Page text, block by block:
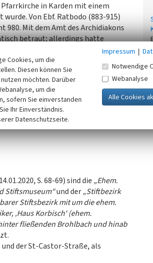
in Karden mit einem
Von Ebf. Ratbodo (883-915)
980. Mit dem Amt des Archidiakons
betraut; allerdings hatte
erhielt das Stift von Alexander
Kirchweihe 1121; bereits 1183 war
gehörte. Bereits 1138 wurde den
vom Kollegiatstift zum Säkularstift,
S. 68-69) sind die „Ehem.
Stiftsmuseum“und der„Stiftbezirk
Stiftsbezirk mit um die ehem.
‚Haus Korbisch‘ (ehem.
fließenden Brohlbach und hinab
der St-Castor-Straße, als
Cookies, um die
Diesen können Sie
möchten. Darüber
um die
sofern Sie einverstanden
Ihr Einverständnis.
Datenschutzseite.
Impressum |
Notwendige
Webanalyse